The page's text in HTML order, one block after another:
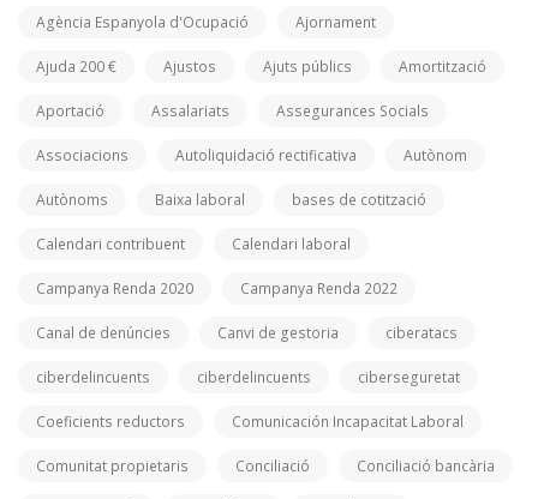
Agència Espanyola d'Ocupació Ajornament
Ajuda 200 € Ajustos Ajuts públics Amortització
Aportació Assalariats Assegurances Socials
Associacions Autoliquidació rectificativa Autònom
Autònoms Baixa laboral bases de cotització
Calendari contribuent Calendari laboral
Campanya Renda 2020 Campanya Renda 2022
Canal de denúncies Canvi de gestoria ciberatacs
ciberdelincuents ciberdelincuents ciberseguretat
Coeficients reductors Comunicación Incapacitat Laboral
Comunitat propietaris Conciliació Conciliació bancària